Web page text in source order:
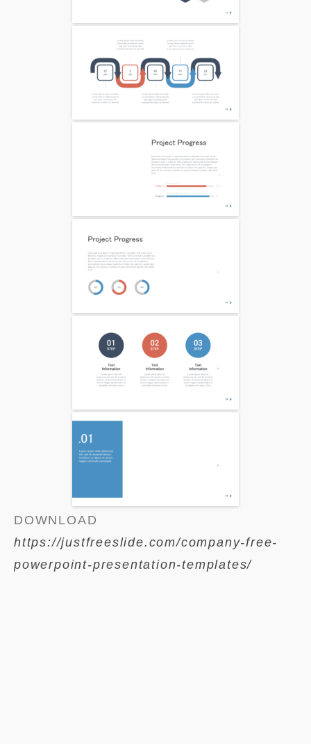
DOWNLOAD
https://justfreeslide.com/company-free-
powerpoint-presentation-templates/